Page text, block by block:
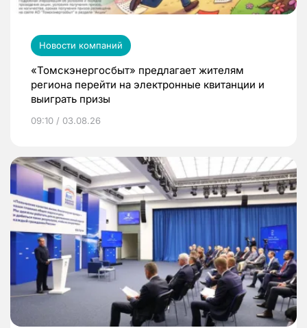
Новости компаний
«Томскэнергосбыт» предлагает жителям
региона перейти на электронные квитанции и
выиграть призы
09:10 / 03.08.26